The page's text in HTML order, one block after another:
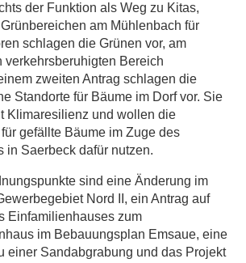
der Funktion als Weg zu Kitas,
am Mühlenbach für
schlagen die Grünen vor, am
verkehrsberuhigten Bereich
zweiten Antrag schlagen die
Standorte für Bäume im Dorf vor. Sie
Klimaresilienz und wollen die
gefällte Bäume im Zuge des
in Saerbeck dafür nutzen.
sind eine Änderung im
Nord II, ein Antrag auf
Einfamilienhauses zum
im Bebauungsplan Emsaue, eine
einer Sandabgrabung und das Projekt